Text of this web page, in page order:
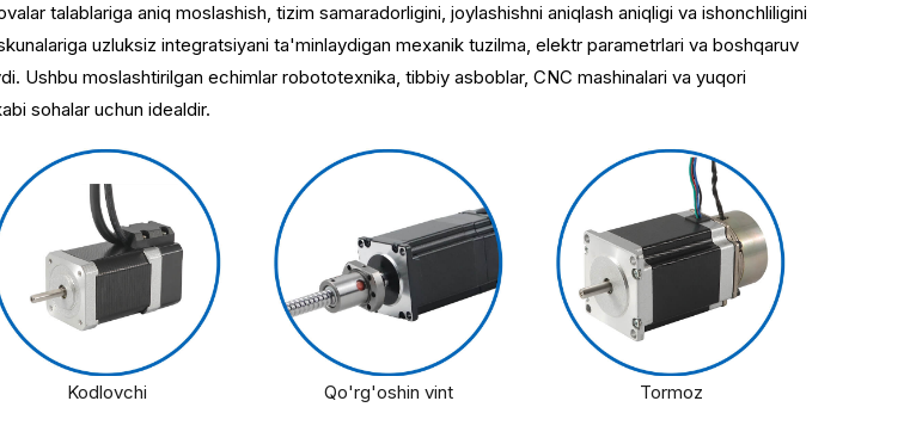
talablariga aniq moslashish, tizim samaradorligini, joylashishni aniqlash aniqligi va ishonchliligini
uzluksiz integratsiyani ta'minlaydigan mexanik tuzilma, elektr parametrlari va boshqaruv
Ushbu moslashtirilgan echimlar robototexnika, tibbiy asboblar, CNC mashinalari va yuqori
sohalar uchun idealdir.
Kodlovchi Qo'rg'oshin vint Tormoz